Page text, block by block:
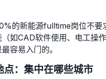
的新能源fulltime岗位不要
如CAD软件使用、电工操
容易入门的。
点：集中在哪些城市